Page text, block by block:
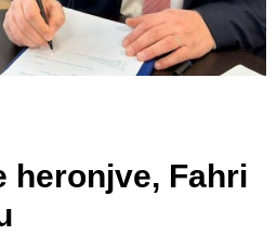
heronjve, Fahri